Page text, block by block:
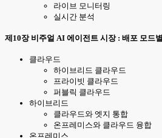
라이브 모니터링
실시간 분석
제10장 비주얼 AI 에이전트 시장 : 배포 모드별
클라우드
하이브리드 클라우드
프라이빗 클라우드
퍼블릭 클라우드
하이브리드
클라우드와 엣지 통합
온프레미스와 클라우드 융합
온프레미스